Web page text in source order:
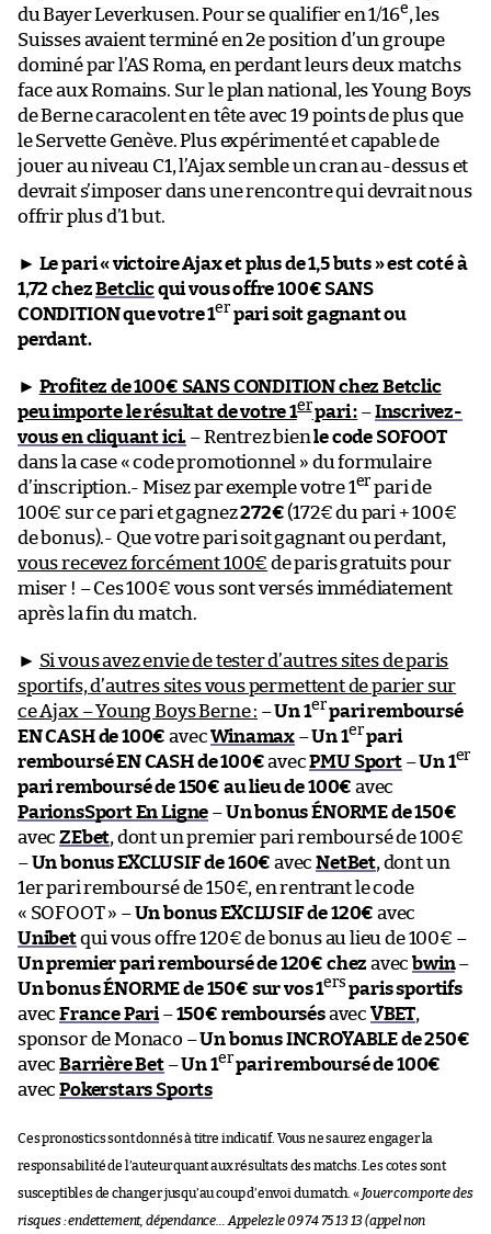
du Bayer Leverkusen. Pour se qualifier en 1/16e, les
Suisses avaient terminé en 2e position d’un groupe
dominé par l’AS Roma, en perdant leurs deux matchs
face aux Romains. Sur le plan national, les Young Boys
de Berne caracolent en tête avec 19 points de plus que
le Servette Genève. Plus expérimenté et capable de
jouer au niveau C1, l’Ajax semble un cran au-dessus et
devrait s’imposer dans une rencontre qui devrait nous
offrir plus d’1 but.
► Le pari « victoire Ajax et plus de 1,5 buts » est coté à
1,72 chezBetclicqui vous offre 100€ SANS
CONDITION que votre 1er pari soit gagnant ou
perdant.
► Profitez de 100€ SANS CONDITION chez Betclic
peu importe le résultat de votre 1erpari : –Inscrivez-
vous en cliquant ici. – Rentrez bienle code SOFOOT
dans la case « code promotionnel » du formulaire
d’inscription.- Misez par exemple votre 1er pari de
100€ sur ce pari et gagnez272€(172€ du pari + 100€
de bonus).- Que votre pari soit gagnant ou perdant,
vous recevez forcément 100€ de paris gratuits pour
miser ! – Ces 100€ vous sont versés immédiatement
après la fin du match.
► Si vous avez envie de tester d’autres sites de paris
sportifs, d’autres sites vous permettent de parier sur
ce Ajax – Young Boys Berne : –Un 1erpari remboursé
EN CASH de 100€ avecWinamax–Un 1erpari
remboursé EN CASH de 100€avecPMU Sport–Un 1er
pari remboursé de 150€ au lieu de 100€ avec
ParionsSport En Ligne –Un bonus ÉNORME de 150€
avecZEbet, dont un premier pari remboursé de 100€
–Un bonus EXCLUSIF de 160€ avecNetBet, dont un
1er pari remboursé de 150€, en rentrant le code
« SOFOOT » –Un bonus EXCLUSIF de 120€ avec
Unibetqui vous offre 120€ de bonus au lieu de 100€ –
Un premier pari remboursé de 120€ chez avecbwin–
Un bonus ÉNORME de 150€ sur vos 1ers paris sportifs
avecFrance Pari–150€ remboursésavec VBET,
sponsor de Monaco –Un bonus INCROYABLE de 250€
avecBarrière Bet–Un 1erpari remboursé de 100€
avecPokerstars Sports
Ces pronostics sont donnés à titre indicatif. Vous ne saurez engager la
responsabilité de l’auteur quant aux résultats des matchs. Les cotes sont
susceptibles de changer jusqu’au coup d’envoi du match. « Jouer comporte des
risques : endettement, dépendance… Appelez le 09 74 75 13 13 (appel non